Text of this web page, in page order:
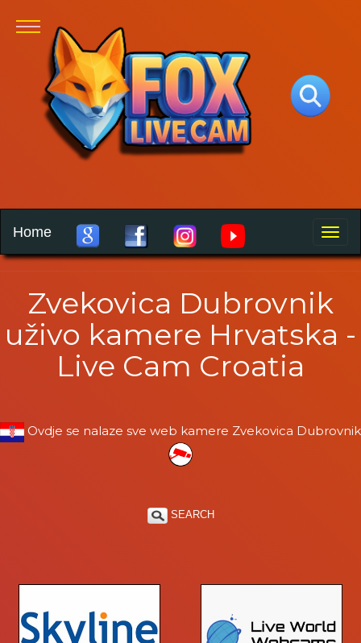
Toggle
Home
Zvekovica Dubrovnik
uživo kamere Hrvatska -
Live Cam Croatia
Ovdje se nalaze sve web kamere Zvekovica Dubrovnik
SEARCH